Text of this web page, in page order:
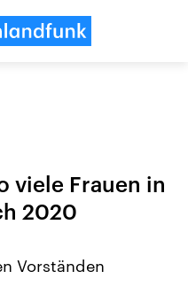
viele Frauen in
2020
Vorständen